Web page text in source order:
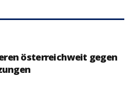
österreichweit gegen